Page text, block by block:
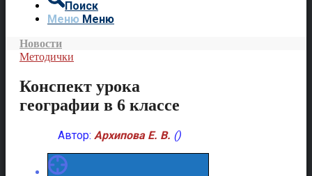
Поиск
Меню Меню
Новости
Методички
Конспект урока
географии в 6 классе
Автор: Архипова Е. В. ()